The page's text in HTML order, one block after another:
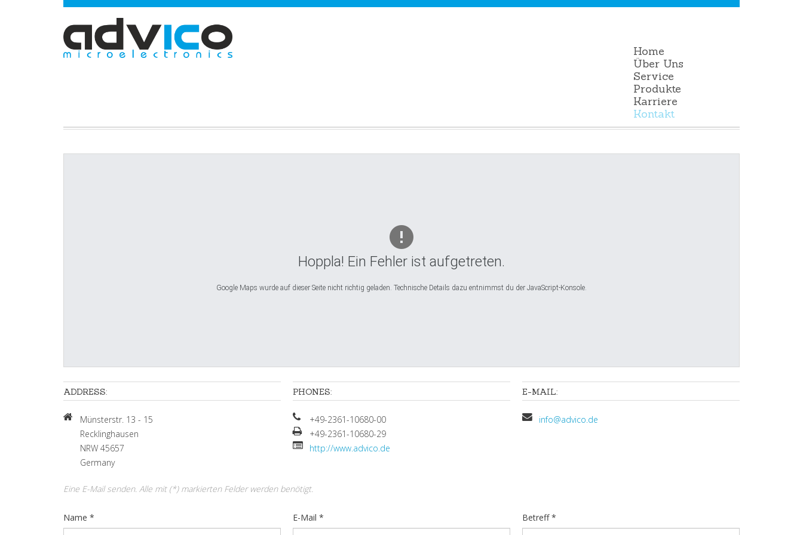
Home
Über Uns
Service
Produkte
Karriere
Kontakt
Hoppla! Ein Fehler ist aufgetreten.
Google Maps wurde auf dieser Seite nicht richtig geladen. Technische Details dazu entnimmst du der JavaScript-Konsole.
ADDRESS:
Münsterstr. 13 - 15
Recklinghausen
NRW 45657
Germany
PHONES:
+49-2361-10680-00
+49-2361-10680-29
http://www.advico.de
E-MAIL:
info@advico.de
Eine E-Mail senden. Alle mit (*) markierten Felder werden benötigt.
Name * E-Mail * Betreff*